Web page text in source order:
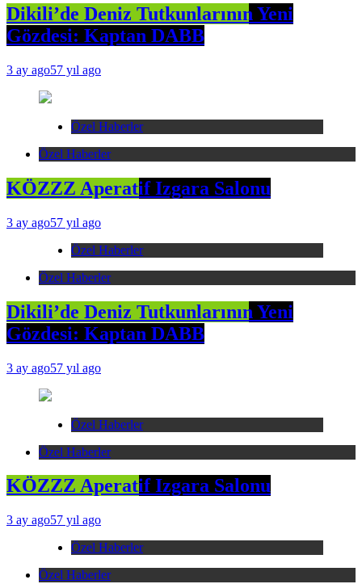
Dikili’de Deniz Tutkunlarının Yeni
Gözdesi: Kaptan DABB
3 ay ago57 yıl ago
Özel Haberler
Özel Haberler
KÖZZZ Aperatif Izgara Salonu
3 ay ago57 yıl ago
Özel Haberler
Özel Haberler
Dikili’de Deniz Tutkunlarının Yeni
Gözdesi: Kaptan DABB
3 ay ago57 yıl ago
Özel Haberler
Özel Haberler
KÖZZZ Aperatif Izgara Salonu
3 ay ago57 yıl ago
Özel Haberler
Özel Haberler